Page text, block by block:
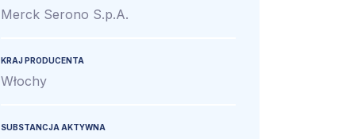
Merck Serono S.p.A.
KRAJ PRODUCENTA
Włochy
SUBSTANCJA AKTYWNA